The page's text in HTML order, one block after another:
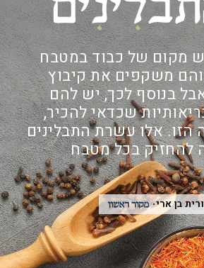
מקום של כבוד במטבח
משקפים את קיבוץ
בנוסף לכך, יש להם
שכדאי להכיר,
הזו. אלו עשרת התבלינים
להחזיק בכל מטבח
בן ארי